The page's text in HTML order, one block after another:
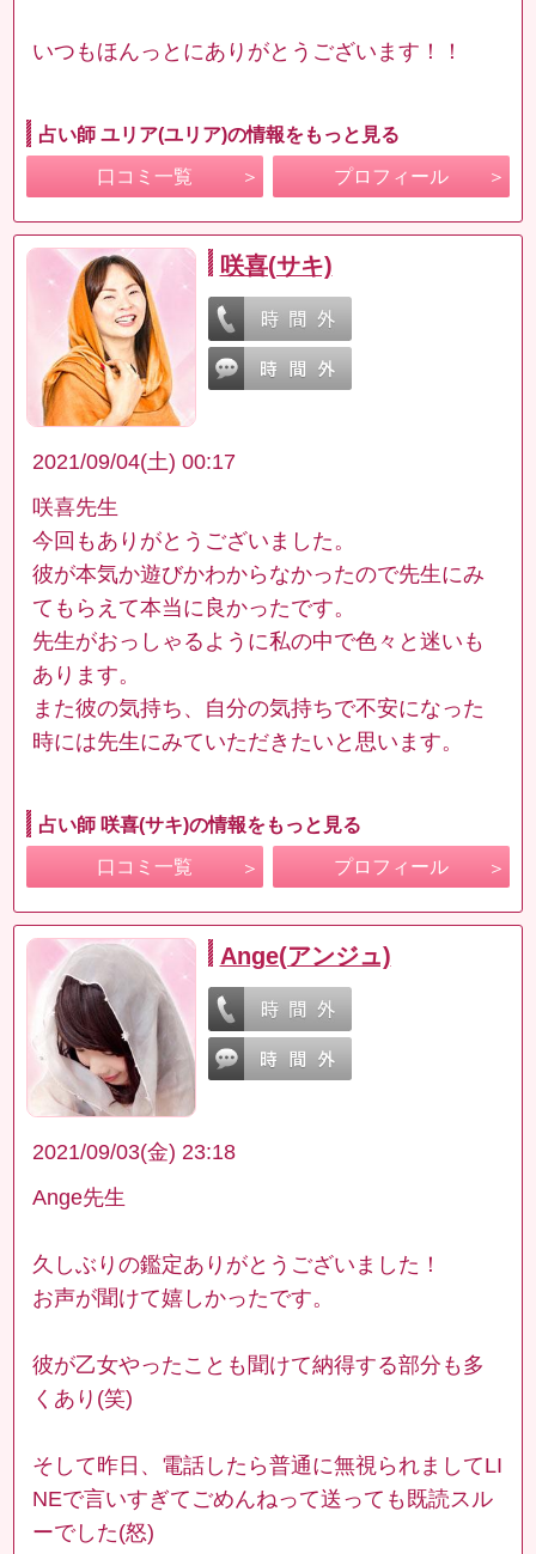
いつもほんっとにありがとうございます！！
占い師 ユリア(ユリア)の情報をもっと見る
口コミ一覧 プロフィール
咲喜(サキ)
2021/09/04(土) 00:17
咲喜先生
今回もありがとうございました。
彼が本気か遊びかわからなかったので先生にみ
てもらえて本当に良かったです。
先生がおっしゃるように私の中で色々と迷いも
あります。
また彼の気持ち、自分の気持ちで不安になった
時には先生にみていただきたいと思います。
占い師 咲喜(サキ)の情報をもっと見る
口コミ一覧 プロフィール
Ange(アンジュ)
2021/09/03(金) 23:18
Ange先生
久しぶりの鑑定ありがとうございました！
お声が聞けて嬉しかったです。
彼が乙女やったことも聞けて納得する部分も多
くあり(笑)
そして昨日、電話したら普通に無視られましてLI
NEで言いすぎてごめんねって送っても既読スル
ーでした(怒)